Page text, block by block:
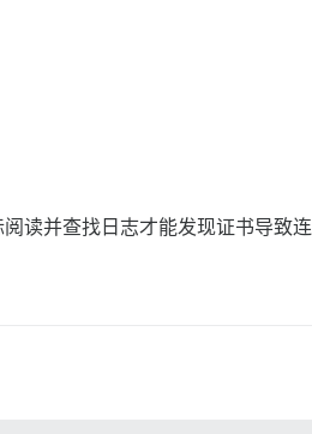
读并查找日志才能发现证书导致连